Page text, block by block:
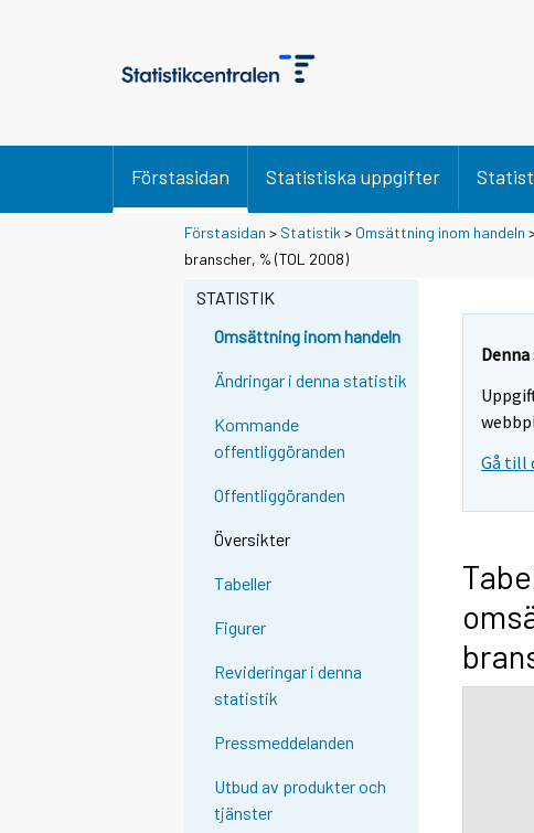
Förstasidan Statistiska uppgifter
Förstasidan > Statistik > Omsättning inom handeln
branscher, % (TOL 2008)
STATISTIK
Omsättning inom handeln
Ändringar i denna statistik
Kommande
offentliggöranden
Offentliggöranden
Översikter
Tabeller
Figurer
Revideringar i denna
statistik
Pressmeddelanden
Utbud av produkter och
tjänster
Gå till